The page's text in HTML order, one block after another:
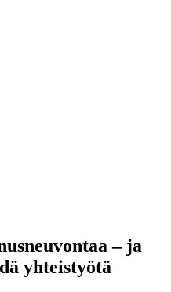
– ja
yhteistyötä